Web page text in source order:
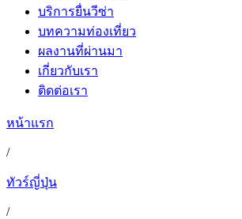
บริการยื่นวีซ่า
บทความท่องเที่ยว
ผลงานที่ผ่านมา
เกี่ยวกับเรา
ติดต่อเรา
หน้าแรก
/
ทัวร์ญี่ปุ่น
/